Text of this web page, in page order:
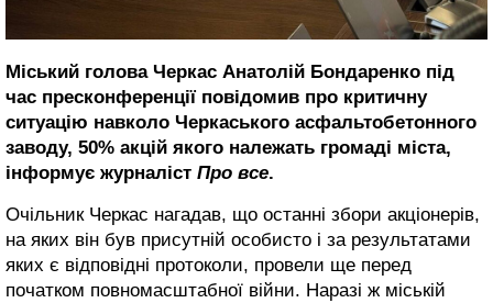
Міський голова Черкас Анатолій Бондаренко під
час пресконференції повідомив про критичну
ситуацію навколо Черкаського асфальтобетонного
заводу, 50% акцій якого належать громаді міста,
інформує журналіст Про все.
Очільник Черкас нагадав, що останні збори акціонерів,
на яких він був присутній особисто і за результатами
яких є відповідні протоколи, провели ще перед
початком повномасштабної війни. Наразі ж міській